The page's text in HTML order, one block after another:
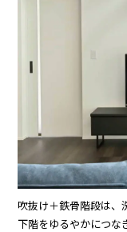
吹抜け＋鉄骨階段は、
下階をゆるやかにつな